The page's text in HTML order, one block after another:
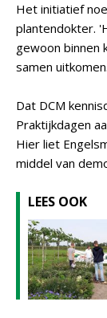
Het initiatief
plantendokter.
gewoon binnen
samen
Dat DCM
Praktijkdagen
Hier liet
middel van
LEES OOK